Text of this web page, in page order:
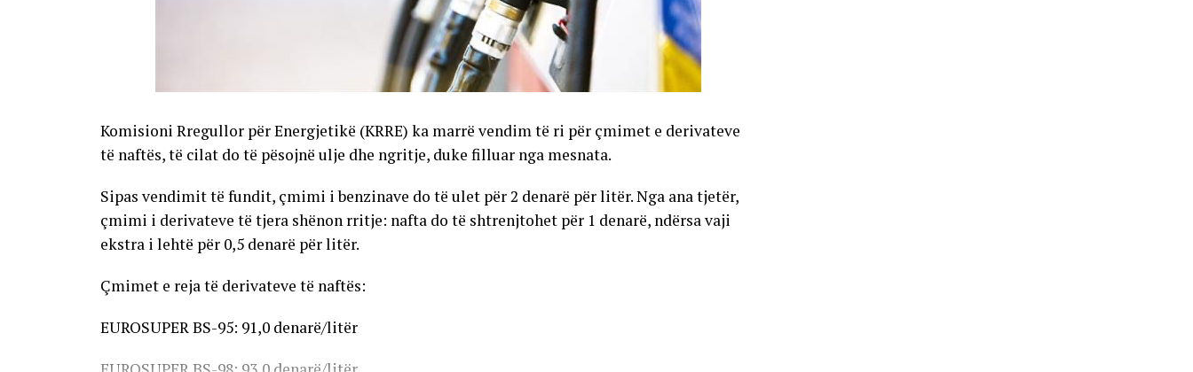
Komisioni Rregullor për Energjetikë (KRRE) ka marrë vendim të ri për çmimet e derivateve
të naftës, të cilat do të pësojnë ulje dhe ngritje, duke filluar nga mesnata.
Sipas vendimit të fundit, çmimi i benzinave do të ulet për 2 denarë për litër. Nga ana tjetër,
çmimi i derivateve të tjera shënon rritje: nafta do të shtrenjtohet për 1 denarë, ndërsa vaji
ekstra i lehtë për 0,5 denarë për litër.
Çmimet e reja të derivateve të naftës:
EUROSUPER BS-95: 91,0 denarë/litër